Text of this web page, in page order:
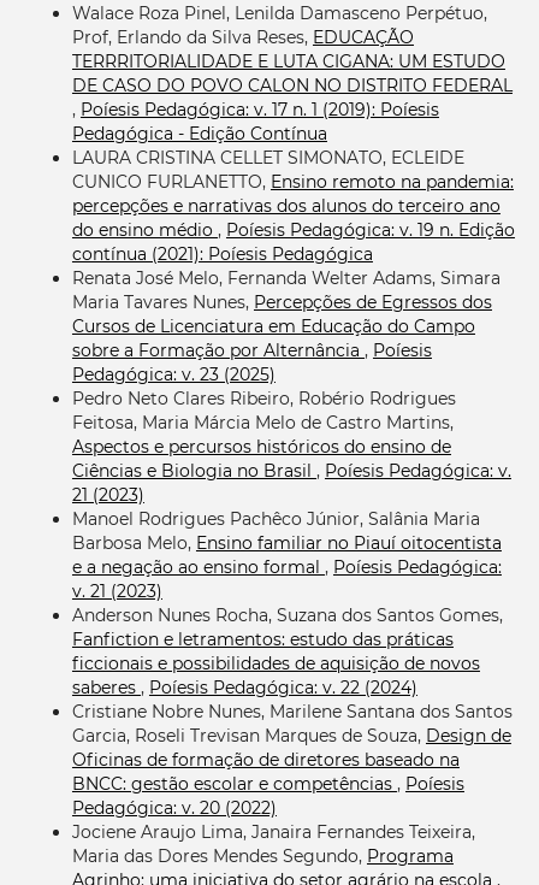
Walace Roza Pinel, Lenilda Damasceno Perpétuo,
Prof, Erlando da Silva Reses, EDUCAÇÃO
TERRRITORIALIDADE E LUTA CIGANA: UM ESTUDO
DE CASO DO POVO CALON NO DISTRITO FEDERAL
, Poíesis Pedagógica: v. 17 n. 1 (2019): Poíesis
Pedagógica - Edição Contínua
LAURA CRISTINA CELLET SIMONATO, ECLEIDE
CUNICO FURLANETTO, Ensino remoto na pandemia:
percepções e narrativas dos alunos do terceiro ano
do ensino médio , Poíesis Pedagógica: v. 19 n. Edição
contínua (2021): Poíesis Pedagógica
Renata José Melo, Fernanda Welter Adams, Simara
Maria Tavares Nunes, Percepções de Egressos dos
Cursos de Licenciatura em Educação do Campo
sobre a Formação por Alternância , Poíesis
Pedagógica: v. 23 (2025)
Pedro Neto Clares Ribeiro, Robério Rodrigues
Feitosa, Maria Márcia Melo de Castro Martins,
Aspectos e percursos históricos do ensino de
Ciências e Biologia no Brasil , Poíesis Pedagógica: v.
21 (2023)
Manoel Rodrigues Pachêco Júnior, Salânia Maria
Barbosa Melo, Ensino familiar no Piauí oitocentista
e a negação ao ensino formal , Poíesis Pedagógica:
v. 21 (2023)
Anderson Nunes Rocha, Suzana dos Santos Gomes,
Fanfiction e letramentos: estudo das práticas
ficcionais e possibilidades de aquisição de novos
saberes , Poíesis Pedagógica: v. 22 (2024)
Cristiane Nobre Nunes, Marilene Santana dos Santos
Garcia, Roseli Trevisan Marques de Souza, Design de
Oficinas de formação de diretores baseado na
BNCC: gestão escolar e competências , Poíesis
Pedagógica: v. 20 (2022)
Jociene Araujo Lima, Janaira Fernandes Teixeira,
Maria das Dores Mendes Segundo, Programa
Agrinho: uma iniciativa do setor agrário na escola ,